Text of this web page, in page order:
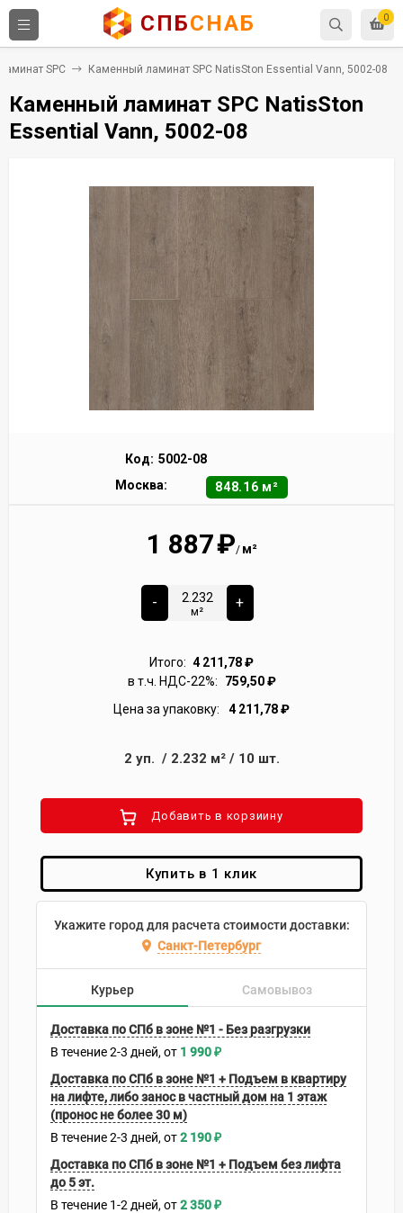
0
СПБСНАБ
SPC Каменный ламинат SPC NatisSton Essential Vann, 5002-08
Каменный ламинат SPC NatisSton
Essential Vann, 5002-08
Код: 5002-08
Москва:
848.16 м²
1 887₽/ м²
-
м²
+
Итого: 4 211,78₽
в т.ч. НДС-22%:
759,50₽
Цена за упаковку:
4 211,78₽
2 уп. / 2.232 м²/ 10 шт.
Добавить в корзиину
Купить в 1 клик
Укажите город для расчета стоимости доставки:
Санкт-Петербург
Курьер Самовывоз
Доставка по СПб в зоне №1 - Без разгрузки
В течение2-3 дней 1 990₽
Доставка по СПб в зоне №1 + Подъем в квартиру
на лифте, либо занос в частный дом на 1 этаж
(пронос не более 30 м)
В течение2-3 дней 2 190₽
Доставка по СПб в зоне №1 + Подъем без лифта
до 5 эт.
В течение 1-2 дней 2 350₽